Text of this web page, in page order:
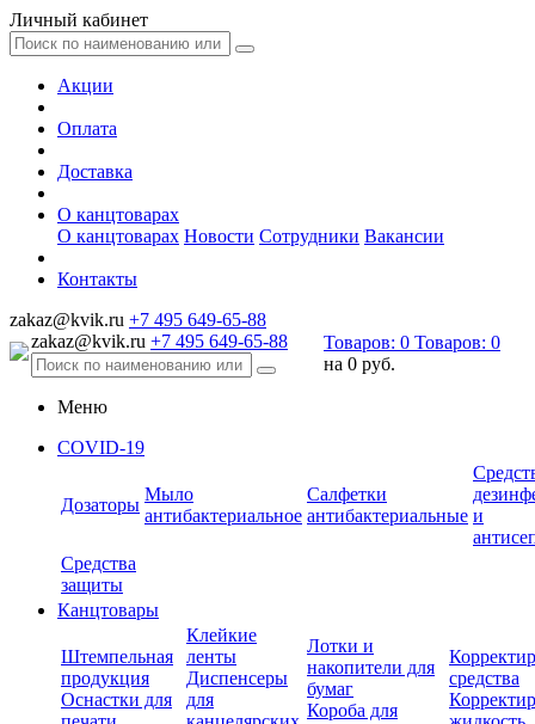
Личный кабинет
Акции
Оплата
Доставка
О канцтоварах
О канцтоварах Новости Сотрудники Вакансии
Контакты
zakaz@kvik.ru +7 495 649-65-88
zakaz@kvik.ru +7 495 649-65-88 Товаров: 0 Товаров: 0
на 0 руб.
Меню
COVID-19
Дозаторы
Мыло
антибактериальное
Салфетки
антибактериальные и
Средства
защиты
Канцтовары
Штемпельная
продукция
Оснастки для
Клейкие
ленты
Диспенсеры
для
Лотки и
накопители для
бумаг
Короба для
средства